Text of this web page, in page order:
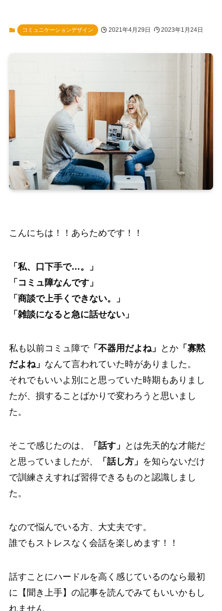
コミュニケーションデザイン 2021年4月29日 2023年1月24日
こんにちは！！あらためです！！
「私、口下手で…。」
「コミュ障なんです」
「商談で上手くできない。」
「雑談になると急に話せない」
私も以前コミュ障で「不器用だよね」 とか「寡黙
だよね」 なんて言われていた時がありました。
それでもいいよ別にと思っていた時期もありまし
たが、損することばかりで変わろうと思いまし
た。
そこで感じたのは、 「話す」
とは先天的な才能だ
と思っていましたが、
「話し方」 を知らないだけ
で訓練さえすれば習得できるものと認識しまし
た。
なので悩んでいる方、大丈夫です。
誰でもストレスなく会話を楽しめます！！
話すことにハードルを高く感じているのなら最初
に【聞き上手】の記事を読んでみてもいいかもし
れません